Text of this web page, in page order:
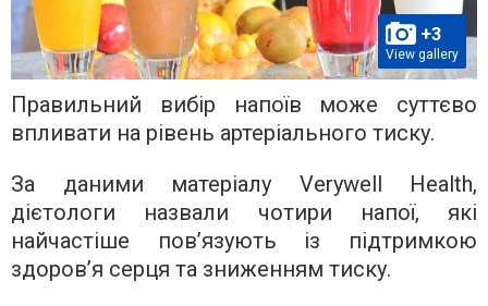
+3
View gallery
Правильний вибір напоїв може суттєво
впливати на рівень артеріального тиску.
За даними матеріалу Verywell Health,
дієтологи назвали чотири напої, які
найчастіше пов’язують із підтримкою
здоров’я серця та зниженням тиску.